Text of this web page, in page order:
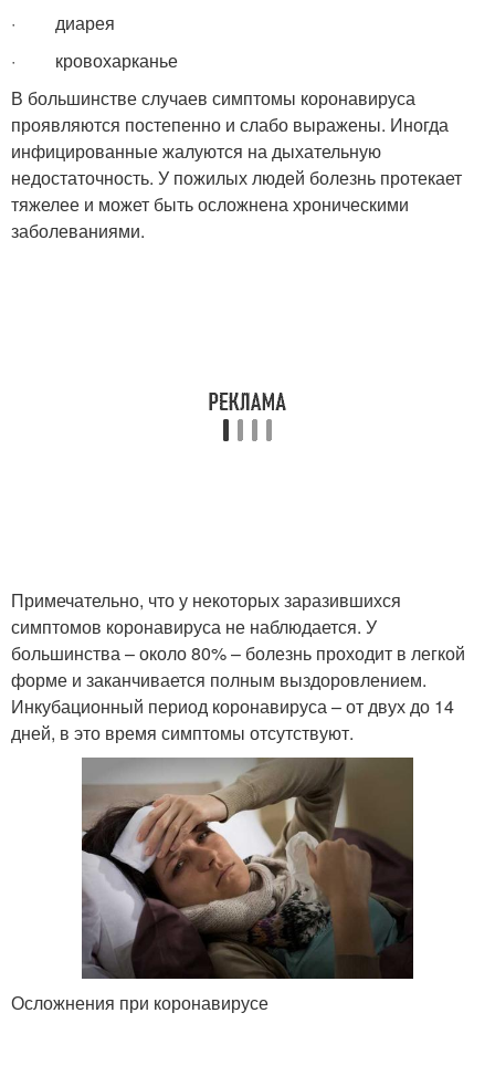
· диарея
· кровохарканье
В большинстве случаев симптомы коронавируса
проявляются постепенно и слабо выражены. Иногда
инфицированные жалуются на дыхательную
недостаточность. У пожилых людей болезнь протекает
тяжелее и может быть осложнена хроническими
заболеваниями.
Примечательно, что у некоторых заразившихся
симптомов коронавируса не наблюдается. У
большинства – около 80% – болезнь проходит в легкой
форме и заканчивается полным выздоровлением.
Инкубационный период коронавируса – от двух до 14
дней, в это время симптомы отсутствуют.
Осложнения при коронавирусе